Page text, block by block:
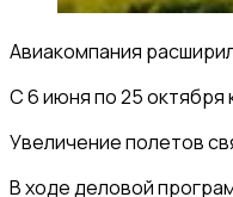
Авиакомпания
С 6 июня по 25 октября
Увеличение полетов
В ходе деловой